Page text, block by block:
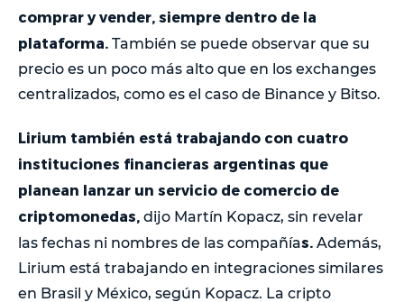
comprar y vender, siempre dentro de la
plataforma. También se puede observar que su
precio es un poco más alto que en los exchanges
centralizados, como es el caso de Binance y Bitso.
Lirium también está trabajando con cuatro
instituciones financieras argentinas que
planean lanzar un servicio de comercio de
criptomonedas, dijo Martín Kopacz, sin revelar
las fechas ni nombres de las compañías. Además,
Lirium está trabajando en integraciones similares
en Brasil y México, según Kopacz. La cripto